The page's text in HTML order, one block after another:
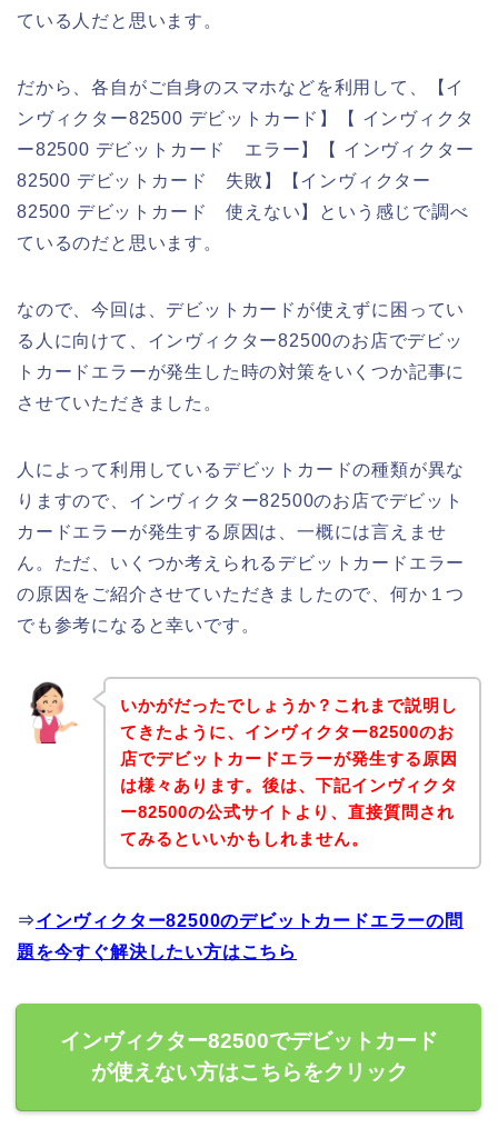
ている人だと思います。
だから、各自がご自身のスマホなどを利用して、【イ
ンヴィクター82500 デビットカード】【 インヴィクタ
ー82500 デビットカード エラー】【 インヴィクター
82500 デビットカード 失敗】【インヴィクター
82500 デビットカード 使えない】という感じで調べ
ているのだと思います。
なので、今回は、デビットカードが使えずに困ってい
る人に向けて、インヴィクター82500のお店でデビッ
トカードエラーが発生した時の対策をいくつか記事に
させていただきました。
人によって利用しているデビットカードの種類が異な
りますので、インヴィクター82500のお店でデビット
カードエラーが発生する原因は、一概には言えませ
ん。ただ、いくつか考えられるデビットカードエラー
の原因をご紹介させていただきましたので、何か１つ
でも参考になると幸いです。
いかがだったでしょうか？これまで説明し
てきたように、インヴィクター82500のお
店でデビットカードエラーが発生する原因
は様々あります。後は、下記インヴィクタ
ー82500の公式サイトより、直接質問され
てみるといいかもしれません。
⇒インヴィクター82500のデビットカードエラーの問
題を今すぐ解決したい方はこちら
インヴィクター82500でデビットカード
が使えない方はこちらをクリック